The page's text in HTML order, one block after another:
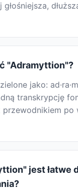
"Adramyttion"?
jako:
transkrypcję
przewodnikiem po
jest łatwe